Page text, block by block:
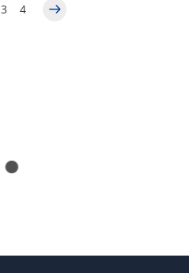
3 4